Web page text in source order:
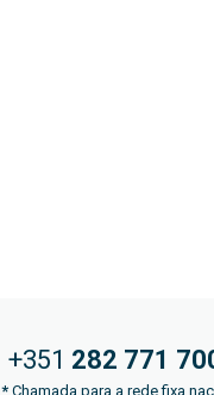
+351 282 771
*Chamada para a rede fixa